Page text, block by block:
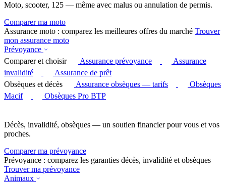
Moto, scooter, 125 — même avec malus ou annulation de permis.
Comparer ma moto
Assurance moto : comparez les meilleures offres du marché Trouver
mon assurance moto
Prévoyance
Comparer et choisir
Assurance prévoyance
Assurance
invalidité
Assurance de prêt
Obsèques et décès
Assurance obsèques — tarifs
Obsèques
Macif
Obsèques Pro BTP
Décès, invalidité, obsèques — un soutien financier pour vous et vos
proches.
Comparer ma prévoyance
Prévoyance : comparez les garanties décès, invalidité et obsèques
Trouver ma prévoyance
Animaux